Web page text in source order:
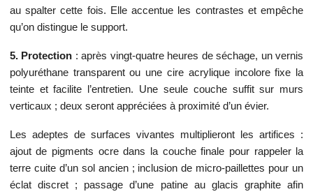
au spalter cette fois. Elle accentue les contrastes et empêche
qu’on distingue le support.
5. Protection : après vingt-quatre heures de séchage, un vernis
polyuréthane transparent ou une cire acrylique incolore fixe la
teinte et facilite l’entretien. Une seule couche suffit sur murs
verticaux ; deux seront appréciées à proximité d’un évier.
Les adeptes de surfaces vivantes multiplieront les artifices :
ajout de pigments ocre dans la couche finale pour rappeler la
terre cuite d’un sol ancien ; inclusion de micro-paillettes pour un
éclat discret ; passage d’une patine au glacis graphite afin